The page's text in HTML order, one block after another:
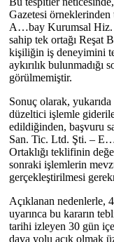
Gazetesi
A…bay Kurumsal Hiz.
sahip tek ortağı Reşat
kişiliğin iş deneyimini
aykırılık bulunmadığı
görülmemiştir.
Sonuç olarak,
düzeltici işlemle
edildiğinden, başvuru
San. Tic. Ltd. Şti. –
Ortaklığı teklifinin
sonraki işlemlerin
gerçekleştirilmesi
Açıklanan nedenlerle,
uyarınca bu kararın
tarihi izleyen 30 gün
dava yolu açık olmak